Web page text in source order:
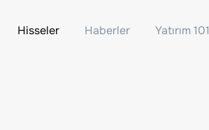
Hisseler Haberler Yatırım 101